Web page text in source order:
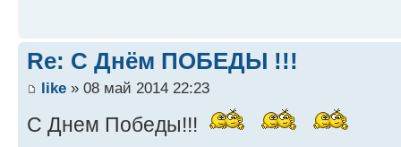
Re: С Днём ПОБЕДЫ !!!
like » 08 май 2014 22:23
С Днем Победы!!!